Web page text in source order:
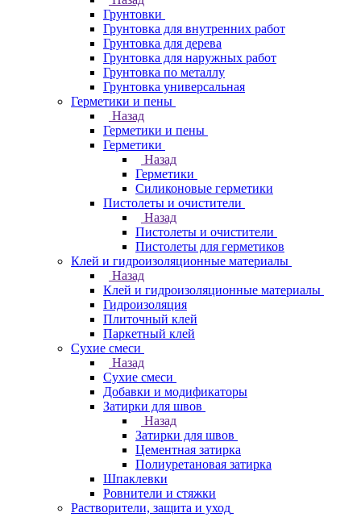
Грунтовки
Грунтовка для внутренних работ
Грунтовка для дерева
Грунтовка для наружных работ
Грунтовка по металлу
Грунтовка универсальная
Герметики и пены
Назад
Герметики и пены
Герметики
Назад
Герметики
Силиконовые герметики
Пистолеты и очистители
Назад
Пистолеты и очистители
Пистолеты для герметиков
Клей и гидроизоляционные материалы
Назад
Клей и гидроизоляционные материалы
Гидроизоляция
Плиточный клей
Паркетный клей
Сухие смеси
Назад
Сухие смеси
Добавки и модификаторы
Затирки для швов
Назад
Затирки для швов
Цементная затирка
Полиуретановая затирка
Шпаклевки
Ровнители и стяжки
Растворители, защита и уход